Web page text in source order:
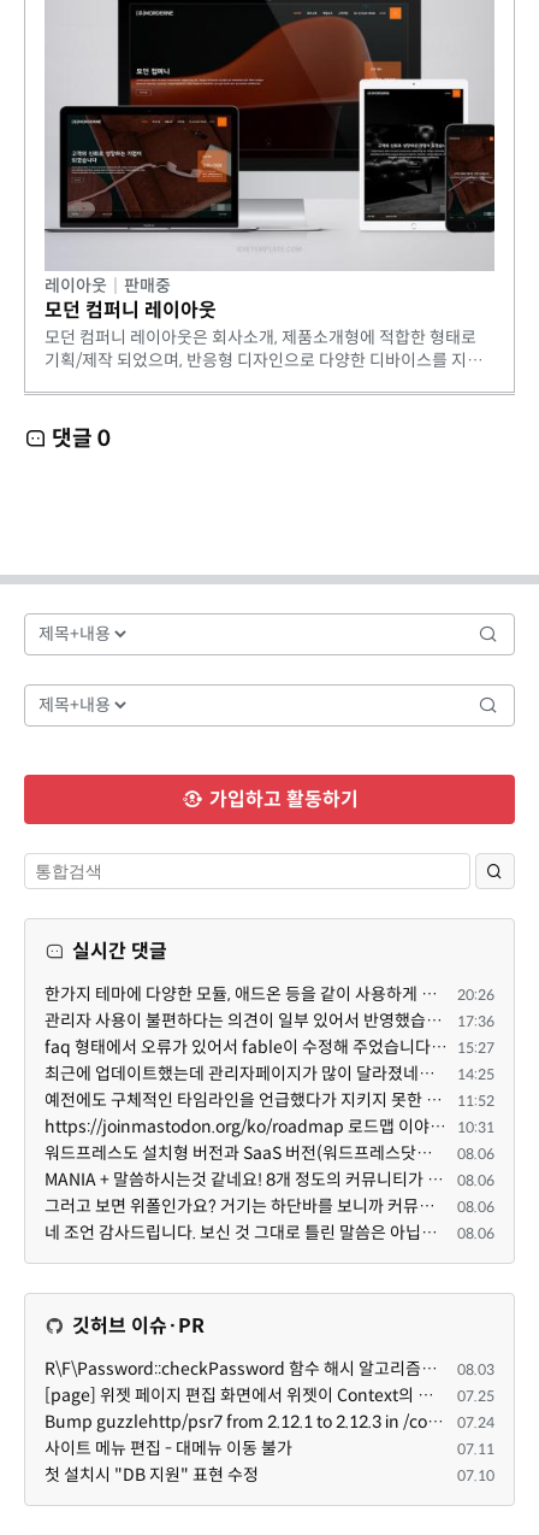
레이아웃 판매중
모던 컴퍼니 레이아웃
모던 컴퍼니 레이아웃은 회사소개, 제품소개형에 적합한 형태로
기획/제작 되었으며, 반응형 디자인으로 다양한 디바이스를 지원
댓글 0
가입하고 활동하기
실시간 댓글
한가지 테마에 다양한 모듈, 애드온 등을 같이 사용하게 되면 의외로 어려운게 일관성이 있는 디자인의 유지... 20:26
관리자 사용이 불편하다는 의견이 일부 있어서 반영했습니다 ㅎㅎ 8.4이상도 지원될 수 있도록 10.5.2 혹은 ... 17:36
faq 형태에서 오류가 있어서 fable이 수정해 주었습니다. 참고하세요. 증상 FAQ형 목록에서 항목을 펼치면 ... 15:27
최근에 업데이트했는데 관리자페이지가 많이 달라졌네요 여기서 모듈 설치하려고 하니 php 8.4.14버전이라 8... 14:25
예전에도 구체적인 타임라인을 언급했다가 지키지 못한 것에 죄송한 마음이 있다 보니 (코어 개발/운영 자체... 11:52
https://joinmastodon.org/ko/roadmap 로드맵 이야기가 나온김에 적자면 공홈에 대략적인 로드맵이 공개되어... 10:31
워드프레스도 설치형 버전과 SaaS 버전(워드프레스닷컴)은 다른 점이 많습니다. SaaS로 제공한다면 GPL 라이... 08.06
MANIA + 말씀하시는것 같네요! 8개 정도의 커뮤니티가 저 MANIA+ 기반으로 구축된거로 알고 있습니다. SaaS ... 08.06
그러고 보면 위폴인가요? 거기는 하단바를 보니까 커뮤니티 빌딩 SaaS 솔루션을 사용하고 있는거 같더라고요... 08.06
네 조언 감사드립니다. 보신 것 그대로 틀린 말씀은 아닙니다. 다만, 배포한 것에 대해 흥미가 떨어져서 뒷... 08.06
깃허브 이슈·PR
R\F\Password::checkPassword 함수 해시 알고리즘을 암시적으로 호출하는 경우 Argon2id 해시 비교 실패 08.03
[page] 위젯 페이지 편집 화면에서 위젯이 Context의 module_info를 덮어쓰면 저장이 ERR_ACT_IS_NOT_STANDALONE으로 실패 07.25
Bump guzzlehttp/psr7 from 2.12.1 to 2.12.3 in /common 07.24
사이트 메뉴 편집 - 대메뉴 이동 불가 07.11
첫 설치시 "DB 지원" 표현 수정 07.10